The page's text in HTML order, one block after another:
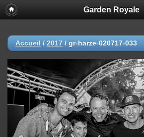
Garden Royale
Accueil / 2017 / gr-harze-020717-033